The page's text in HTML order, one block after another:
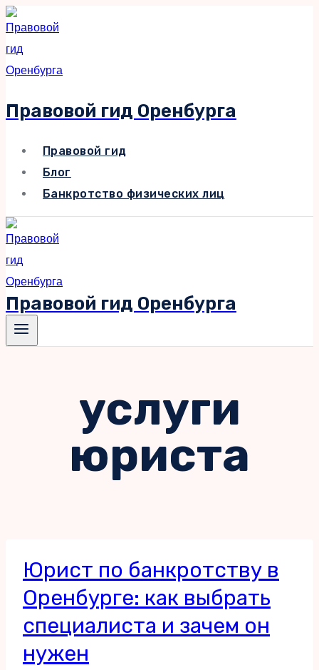
Перейти
к
содержимому
Правовой гид Оренбурга
Правовой гид
Блог
Банкротство физических лиц
Правовой гид Оренбурга
услуги
юриста
Юрист по банкротству в
Оренбурге: как выбрать
специалиста и зачем он
нужен